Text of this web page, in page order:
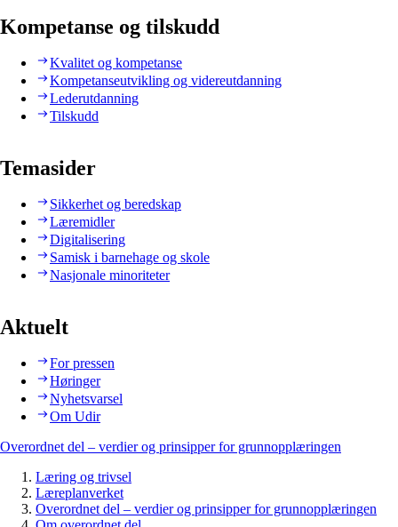
Kompetanse og tilskudd
Kvalitet og kompetanse
Kompetanseutvikling og videreutdanning
Lederutdanning
Tilskudd
Temasider
Sikkerhet og beredskap
Læremidler
Digitalisering
Samisk i barnehage og skole
Nasjonale minoriteter
Aktuelt
For pressen
Høringer
Nyhetsvarsel
Om Udir
Overordnet del – verdier og prinsipper for grunnopplæringen
Læring og trivsel
Læreplanverket
Overordnet del – verdier og prinsipper for grunnopplæringen